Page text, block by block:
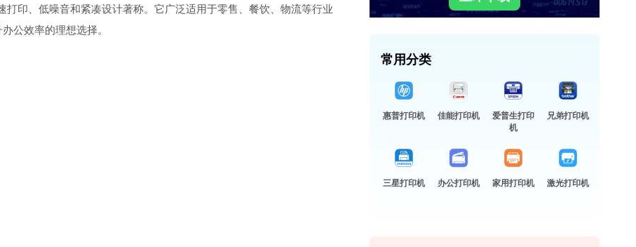
打印、低噪音和紧凑设计著称。它广泛适用于零售、餐饮、物流等行业
公效率的理想选择。
常用分类
惠普打印机 佳能打印机
爱普生打印
机
兄弟打印机
三星打印机 办公打印机 家用打印机 激光打印机